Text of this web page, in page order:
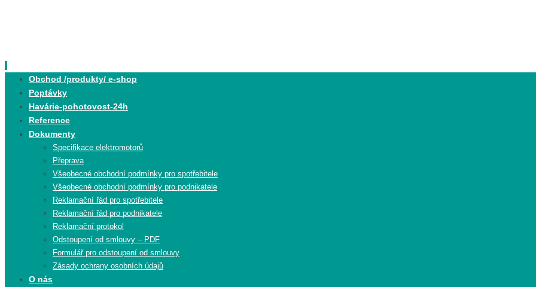
content
Obchod /produkty/ e-shop
Poptávky
Havárie-pohotovost-24h
Reference
Dokumenty
Specifikace elektromotorů
Přeprava
Všeobecné obchodní podmínky pro spotřebitele
Všeobecné obchodní podmínky pro podnikatele
Reklamační řád pro spotřebitele
Reklamační řád pro podnikatele
Reklamační protokol
Odstoupení od smlouvy – PDF
Formulář pro odstoupení od smlouvy
Zásady ochrany osobních údajů
O nás